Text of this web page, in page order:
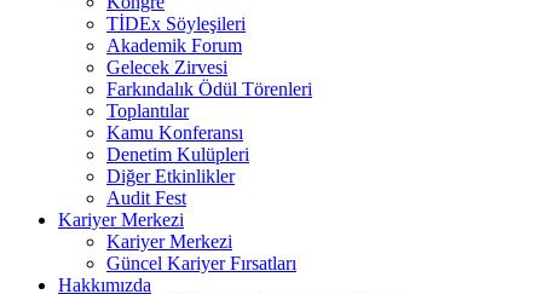
TİDEx Söyleşileri
Akademik Forum
Gelecek Zirvesi
Farkındalık Ödül Törenleri
Toplantılar
Kamu Konferansı
Denetim Kulüpleri
Diğer Etkinlikler
Audit Fest
Kariyer Merkezi
Kariyer Merkezi
Güncel Kariyer Fırsatları
Hakkımızda